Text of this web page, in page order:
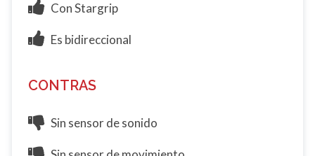
Con Stargrip
Es bidireccional
CONTRAS
Sin sensor de sonido